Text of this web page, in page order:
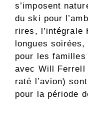
s’imposent
du ski pour
rires, l’intégrale
longues soirées,
pour les
avec Will Ferrell
raté l’avion)
pour la période